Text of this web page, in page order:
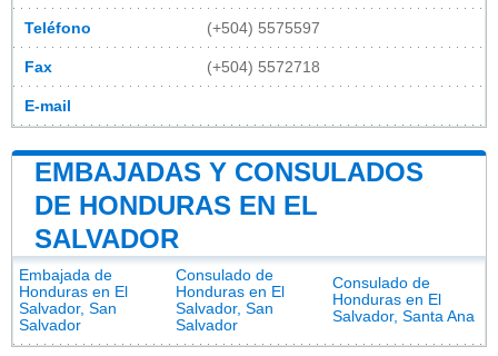
Teléfono (+504) 5575597
Fax (+504) 5572718
E-mail
EMBAJADAS Y CONSULADOS
DE HONDURAS EN EL
SALVADOR
Embajada de
Honduras en El
Salvador, San
Salvador
Consulado de
Honduras en El
Salvador, San
Salvador
Consulado de
Honduras en El
Salvador, Santa Ana